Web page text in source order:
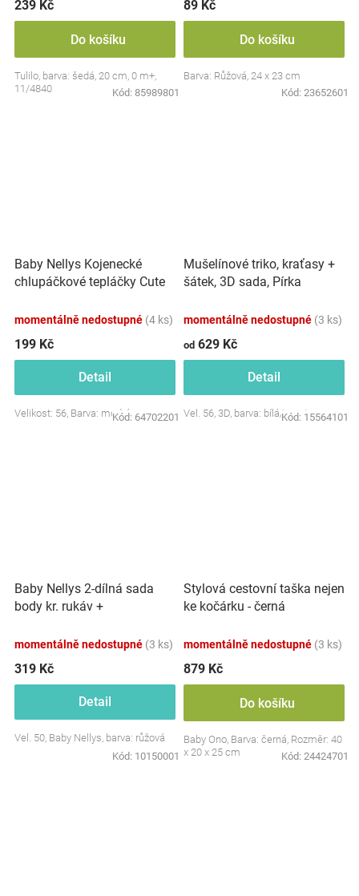
239 Kč
Do košíku
Tulilo, barva: šedá, 20 cm, 0 m+,
11/4840
Kód: 85989801
89 Kč
Do košíku
Barva: Růžová, 24 x 23 cm
Kód: 23652601
Baby Nellys Kojenecké
chlupáčkové tepláčky Cute
momentálně nedostupné (4 ks)
199 Kč
Detail
Velikost: 56, Barva: modrá
Kód: 64702201
Mušelínové triko, kraťasy +
šátek, 3D sada, Pírka
momentálně nedostupné (3 ks)
od 629 Kč
Detail
Vel. 56, 3D, barva: bílá/smetana
Kód: 15564101
Baby Nellys 2-dílná sada
body kr. rukáv +
Little Star
momentálně nedostupné (3 ks)
319 Kč
Detail
Vel. 50, Baby Nellys, barva: růžová
Kód: 10150001
Stylová cestovní taška nejen
ke kočárku - černá
momentálně nedostupné (3 ks)
879 Kč
Do košíku
Baby Ono, Barva: černá, Rozměr: 40
x 20 x 25 cm
Kód: 24424701